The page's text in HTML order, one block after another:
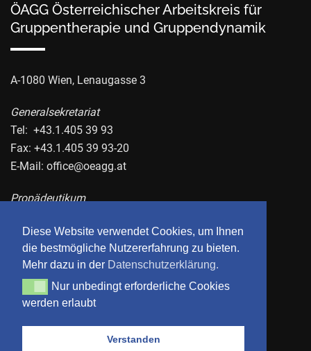
ÖAGG Österreichischer Arbeitskreis für
Gruppentherapie und Gruppendynamik
A-1080 Wien, Lenaugasse 3
Generalsekretariat
Tel: +43.1.405 39 93
Fax: +43.1.405 39 93-20
E-Mail: office@oeagg.at
Propädeutikum
Fax: +43.1.405 39 95-20
E-Mail:propaedeutikum@oeagg.at
Datenschutzerklärung
Impressum
AGB
Diese Website verwendet Cookies, um Ihnen
die bestmögliche Nutzererfahrung zu bieten.
Mehr dazu in der Datenschutzerklärung.
Nur unbedingt erforderliche Cookies werden erlaubt
Nur unbedingt erforderliche Cookies
werden erlaubt
Verstanden